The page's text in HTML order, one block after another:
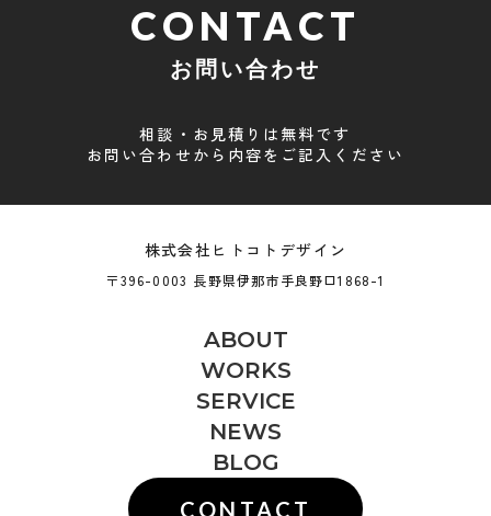
CONTACT
お問い合わせ
相談・お見積りは無料です
お問い合わせから内容をご記入ください
株式会社ヒトコトデザイン
〒396-0003 長野県伊那市手良野口1868-1
ABOUT
WORKS
SERVICE
NEWS
BLOG
CONTACT